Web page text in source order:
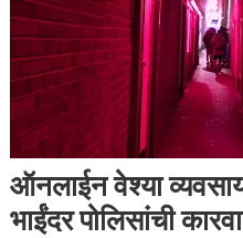
ऑनलाईन वेश्या
भाईंदर पोलिसांची